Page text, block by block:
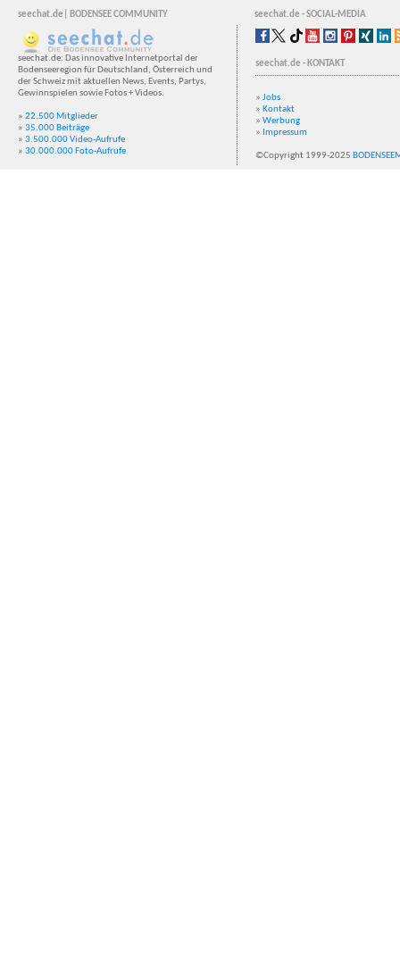
seechat.de| BODENSEE COMMUNITY seechat.de - SOCIAL-MEDIA
seechat.de: Das innovative Internetportal der
Bodenseeregion für Deutschland, Österreich und
der Schweiz mit aktuellen News, Events, Partys,
Gewinnspielen sowie Fotos + Videos.
» 22.500 Mitglieder
» 35.000 Beiträge
» 3.500.000 Video-Aufrufe
» 30.000.000 Foto-Aufrufe
seechat.de - KONTAKT
» Jobs
» Kontakt
» Werbung
» Impressum
©Copyright 1999-2025